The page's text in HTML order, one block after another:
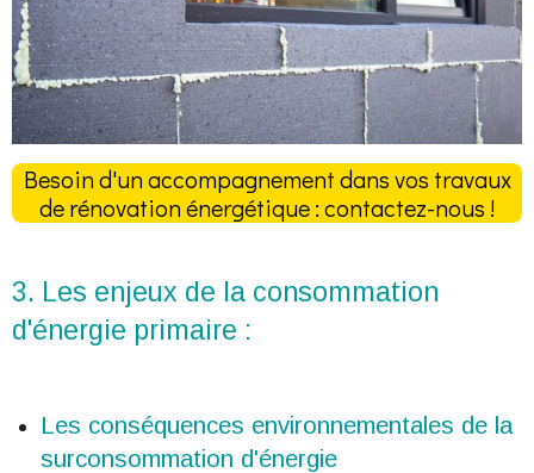
Besoin d'un accompagnement dans vos travaux
de rénovation énergétique : contactez-nous !
3. Les enjeux de la consommation
d'énergie primaire :
Les conséquences environnementales de la
surconsommation d'énergie